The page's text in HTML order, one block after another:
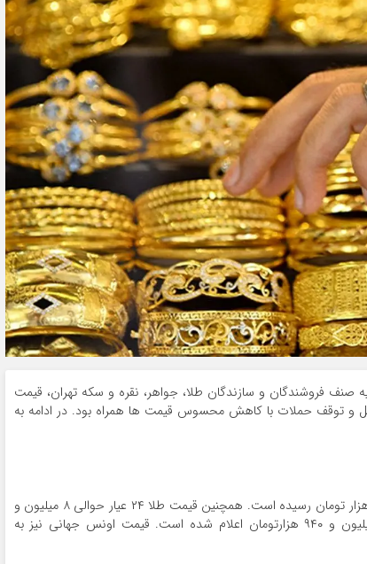
صنف فروشندگان و سازندگان طلا، جواهر، نقره و سکه تهران، قیمت
و توقف حملات با کاهش محسوس قیمت ها همراه بود. در ادامه به
قیمت هرگرم طلای ۱۸ عیار امروز به حوالی ۶ میلیون و ۶۸۴ هزار تومان رسیده است. همچنین قیمت طلا ۲۴ عیار حوالی ۸ میلیون و
۹۱۲ تومان است. قیمت مثقال طلا در بازار تهران نیز ۲۸ میلیون و ۹۴۰ هزارتومان اعلام شده است. قیمت اونس جهانی نیز به
وام فوری بی دردسر بدون ضامن قرض الحسنه | شرایط
دریافت تسهیلات سریع و کم‌بهره | جزئیات ثبت درخواست
وام آسان